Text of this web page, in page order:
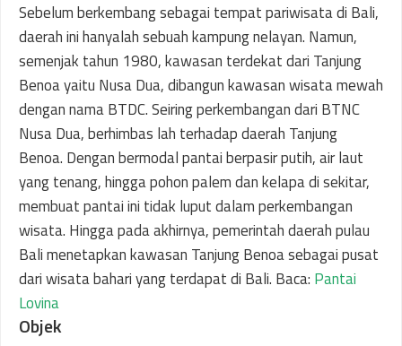
Sebelum berkembang sebagai tempat pariwisata di Bali,
daerah ini hanyalah sebuah kampung nelayan. Namun,
semenjak tahun 1980, kawasan terdekat dari Tanjung
Benoa yaitu Nusa Dua, dibangun kawasan wisata mewah
dengan nama BTDC. Seiring perkembangan dari BTNC
Nusa Dua, berhimbas lah terhadap daerah Tanjung
Benoa. Dengan bermodal pantai berpasir putih, air laut
yang tenang, hingga pohon palem dan kelapa di sekitar,
membuat pantai ini tidak luput dalam perkembangan
wisata. Hingga pada akhirnya, pemerintah daerah pulau
Bali menetapkan kawasan Tanjung Benoa sebagai pusat
dari wisata bahari yang terdapat di Bali. Baca: Pantai
Lovina
Objek